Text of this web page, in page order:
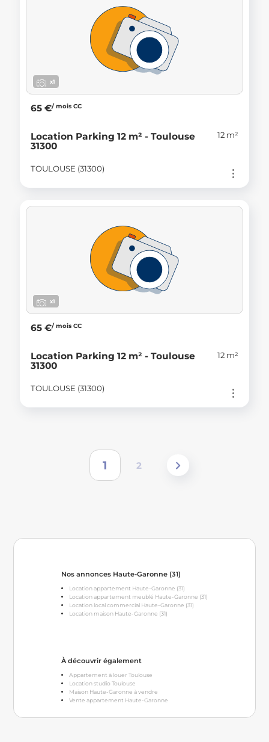
x1
65 €/ mois CC
Location Parking 12 m² - Toulouse
31300
12 m²
TOULOUSE (31300)
x1
65 €/ mois CC
Location Parking 12 m² - Toulouse
31300
12 m²
TOULOUSE (31300)
1 2
Nos annonces Haute-Garonne (31)
Location appartement Haute-Garonne (31)
Location appartement meublé Haute-Garonne (31)
Location local commercial Haute-Garonne (31)
Location maison Haute-Garonne (31)
À découvrir également
Appartement à louer Toulouse
Location studio Toulouse
Maison Haute-Garonne à vendre
Vente appartement Haute-Garonne